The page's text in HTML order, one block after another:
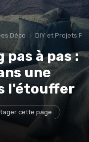
Déco DIY et Projets
pas à pas :
une
l'étouffer
cette page